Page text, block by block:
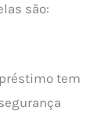
são:
tem